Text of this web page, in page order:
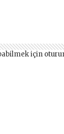
için